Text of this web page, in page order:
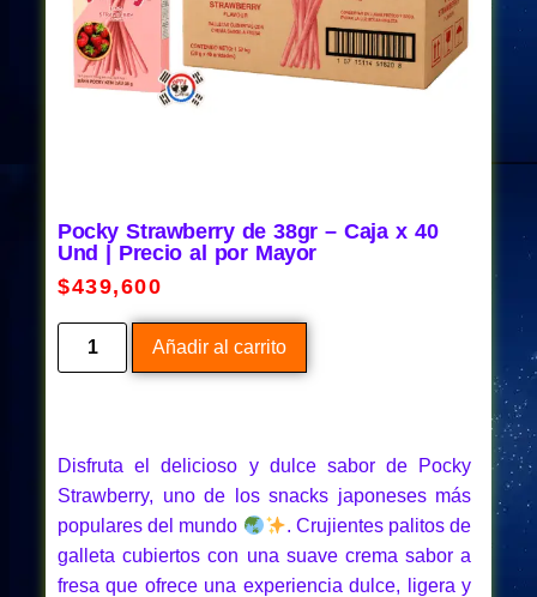
Pocky Strawberry de 38gr – Caja x 40
Und | Precio al por Mayor
$439,600
Añadir al carrito
Disfruta el delicioso y dulce sabor de Pocky
Strawberry, uno de los snacks japoneses más
populares del mundo
. Crujientes palitos de
galleta cubiertos con una suave crema sabor a
fresa que ofrece una experiencia dulce, ligera y